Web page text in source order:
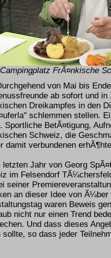
FrÃ¤nkische
von Mai bis
ab sofort und
Dreikampfes in den
schlemmen stellen.
Sportliche BetÃ¤tigung,
Schweiz, die
damit verbundenen
letzten Jahr von Georg
im Felsendorf
seiner
an dieser Idee von
waren Beweis
nicht nur einen Trend
Und dass dieses
sollte, so dass jeder